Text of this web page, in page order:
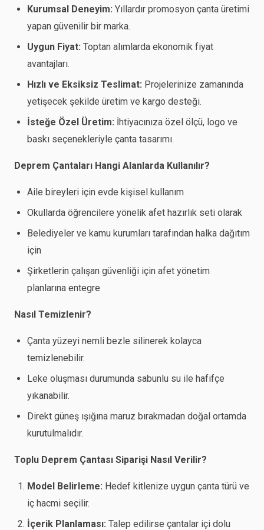
Kurumsal Deneyim: Yıllardır promosyon çanta üretimi
yapan güvenilir bir marka.
Uygun Fiyat: Toptan alımlarda ekonomik fiyat
avantajları.
Hızlı ve Eksiksiz Teslimat: Projelerinize zamanında
yetişecek şekilde üretim ve kargo desteği.
İsteğe Özel Üretim: İhtiyacınıza özel ölçü, logo ve
baskı seçenekleriyle çanta tasarımı.
Deprem Çantaları Hangi Alanlarda Kullanılır?
Aile bireyleri için evde kişisel kullanım
Okullarda öğrencilere yönelik afet hazırlık seti olarak
Belediyeler ve kamu kurumları tarafından halka dağıtım
için
Şirketlerin çalışan güvenliği için afet yönetim
planlarına entegre
Nasıl Temizlenir?
Çanta yüzeyi nemli bezle silinerek kolayca
temizlenebilir.
Leke oluşması durumunda sabunlu su ile hafifçe
yıkanabilir.
Direkt güneş ışığına maruz bırakmadan doğal ortamda
kurutulmalıdır.
Toplu Deprem Çantası Siparişi Nasıl Verilir?
Model Belirleme: Hedef kitlenize uygun çanta türü ve
iç hacmi seçilir.
İçerik Planlaması: Talep edilirse çantalar içi dolu